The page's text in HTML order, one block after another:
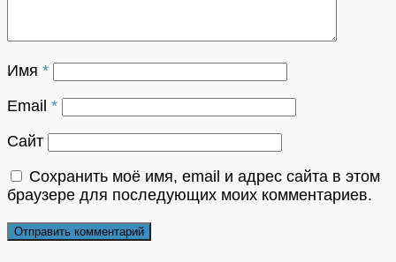
Имя *
Email *
Сайт
Сохранить моё имя, email и адрес сайта в этом
браузере для последующих моих комментариев.